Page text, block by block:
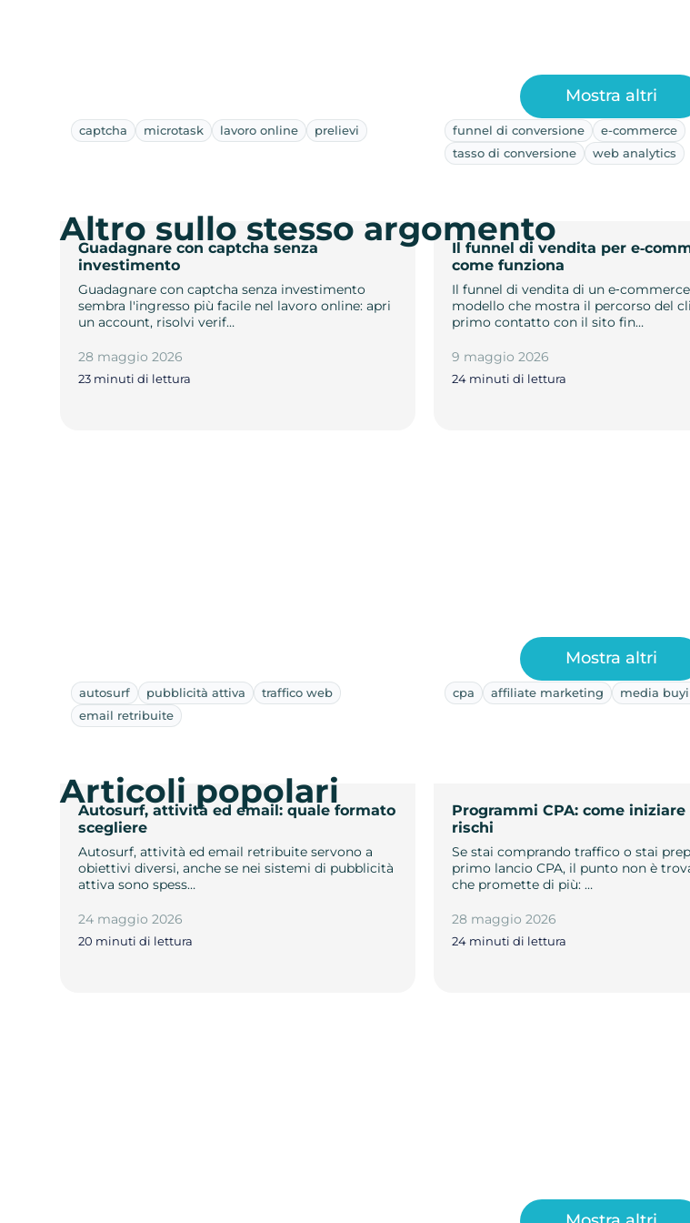
captcha microtask lavoro online prelievi
Guadagnare con captcha senza
investimento
Guadagnare con captcha senza investimento
sembra l'ingresso più facile nel lavoro online: apri
un account, risolvi verif…
28 maggio 2026
23 minuti di lettura
funnel di conversione
e-commerce
tasso di conversione
web analytics
Il funnel di vendita per
come funziona
Il funnel di vendita di un
modello che mostra il percorso del
primo contatto con il sito fin…
9 maggio 2026
24 minuti di lettura
Mostra altri
Altro sullo stesso argomento
autosurf pubblicità attiva
traffico web
email retribuite
Autosurf, attività ed email: quale formato
scegliere
Autosurf, attività ed email retribuite servono a
obiettivi diversi, anche se nei sistemi di pubblicità
attiva sono spess…
24 maggio 2026
20 minuti di lettura
cpa affiliate marketing media
Programmi CPA: come
rischi
Se stai comprando traffico o stai
primo lancio CPA, il punto non è
che promette di più: …
28 maggio 2026
24 minuti di lettura
Mostra altri
Articoli popolari